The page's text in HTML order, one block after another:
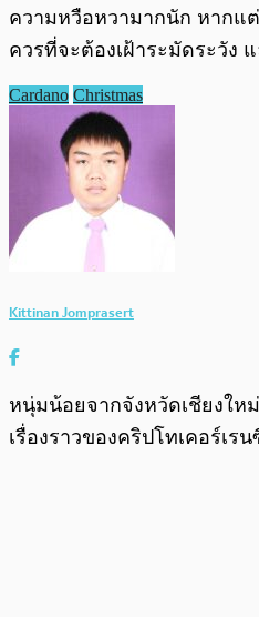
ความหวือหวามากนัก หากแ
ควรที่จะต้องเฝ้าระมัดระวัง
Cardano Christmas
Kittinan Jomprasert
หนุ่มน้อยจากจังหวัดเชียงให
เรื่องราวของคริปโทเคอร์เร